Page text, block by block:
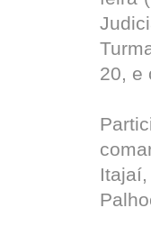
20, e